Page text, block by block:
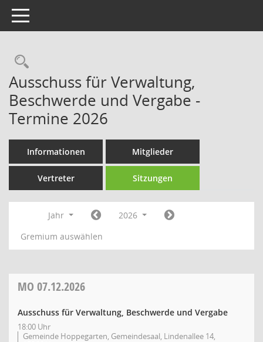
Toggle navigation
Rechercheauswahl
Ausschuss für Verwaltung,
Beschwerde und Vergabe -
Termine 2026
Informationen Mitglieder
Vertreter Sitzungen
Jahr
2026
Gremium auswählen
MO 07.12.2026
Ausschuss für Verwaltung, Beschwerde und Vergabe
18:00 Uhr
Gemeinde Hoppegarten, Gemeindesaal, Lindenallee 14,